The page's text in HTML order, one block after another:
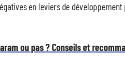
en leviers de
ou pas ? Conseils et